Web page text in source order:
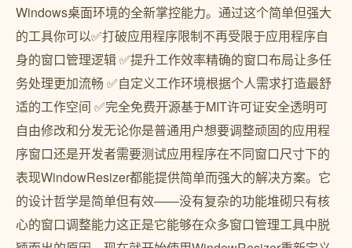
Windows桌面环境的全新掌控能力。通过这个简单但强大
的工具你可以✅打破应用程序限制不再受限于应用程序自
身的窗口管理逻辑 ✅提升工作效率精确的窗口布局让多任
务处理更加流畅 ✅自定义工作环境根据个人需求打造最舒
适的工作空间 ✅完全免费开源基于MIT许可证安全透明可
自由修改和分发无论你是普通用户想要调整顽固的应用程
序窗口还是开发者需要测试应用程序在不同窗口尺寸下的
表现WindowResizer都能提供简单而强大的解决方案。它
的设计哲学是简单但有效——没有复杂的功能堆砌只有核
心的窗口调整能力这正是它能够在众多窗口管理工具中脱